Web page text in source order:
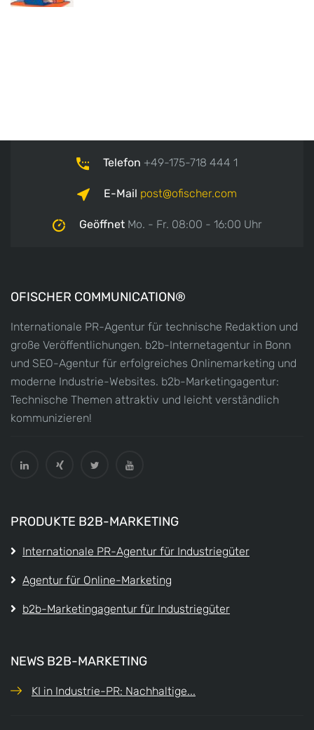
Telefon +49-175-718 444 1
E-Mail post ofischer.com
GeöffnetMo. - Fr. 08:00 - 16:00 Uhr
OFISCHER COMMUNICATION®
Internationale PR-Agentur für technische Redaktion und
große Veröffentlichungen. b2b-Internetagentur in Bonn
und SEO-Agentur für erfolgreiches Onlinemarketing und
moderne Industrie-Websites. b2b-Marketingagentur:
Technische Themen attraktiv und leicht verständlich
kommunizieren!
PRODUKTE B2B-MARKETING
Internationale PR-Agentur für Industriegüter
Agentur für Online-Marketing
b2b-Marketingagentur für Industriegüter
NEWS B2B-MARKETING
KI in Industrie-PR: Nachhaltige...